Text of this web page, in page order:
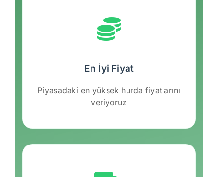
En İyi Fiyat
Piyasadaki en yüksek hurda fiyatlarını
veriyoruz